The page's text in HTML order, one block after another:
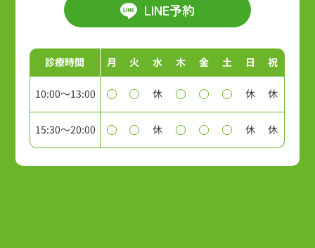
LINE予約
診療時間 月 火 水 木 金 土 日 祝
10:00～13:00 休 休 休
15:30～20:00 休 休 休